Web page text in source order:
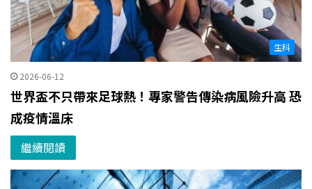
生科
2026-06-12
世界盃不只帶來足球熱！專家警告傳染病風險升高 恐
成疫情溫床
繼續閱讀